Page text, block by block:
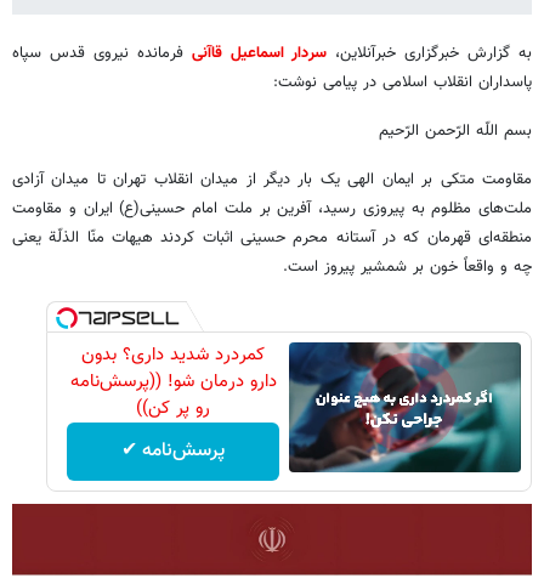
به گزارش خبرگزاری خبرآنلاین، سردار اسماعیل قاآنی فرمانده نیروی قدس سپاه
پاسداران انقلاب اسلامی در پیامی نوشت:
بسم اللّه الرّحمن الرّحیم
مقاومت متکی بر ایمان الهی یک بار دیگر از میدان انقلاب تهران تا میدان آزادی
ملت‌های مظلوم به پیروزی رسید، آفرین بر ملت امام حسینی(ع) ایران و مقاومت
منطقه‌ای قهرمان که در آستانه محرم حسینی اثبات کردند هیهات منّا الذلّة یعنی
چه و واقعاً خون بر شمشیر پیروز است.
کمردرد شدید داری؟ بدون
دارو درمان شو! ((پرسش‌نامه
رو پر کن))
پرسش‌نامه ✔